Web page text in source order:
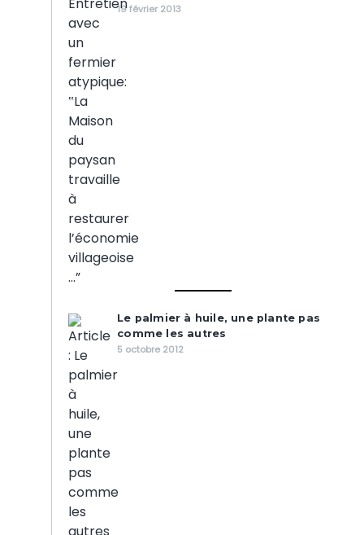
19 février 2013
Le palmier à huile, une plante pas
comme les autres
5 octobre 2012